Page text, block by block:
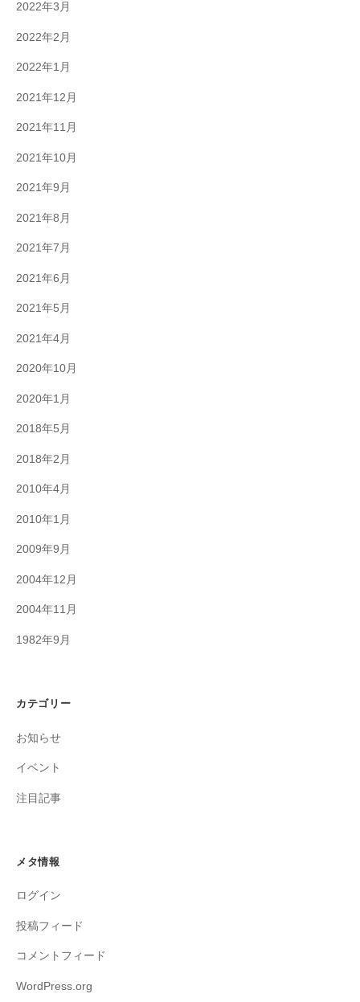
2022年3月
2022年2月
2022年1月
2021年12月
2021年11月
2021年10月
2021年9月
2021年8月
2021年7月
2021年6月
2021年5月
2021年4月
2020年10月
2020年1月
2018年5月
2018年2月
2010年4月
2010年1月
2009年9月
2004年12月
2004年11月
1982年9月
カテゴリー
お知らせ
イベント
注目記事
メタ情報
ログイン
投稿フィード
コメントフィード
WordPress.org